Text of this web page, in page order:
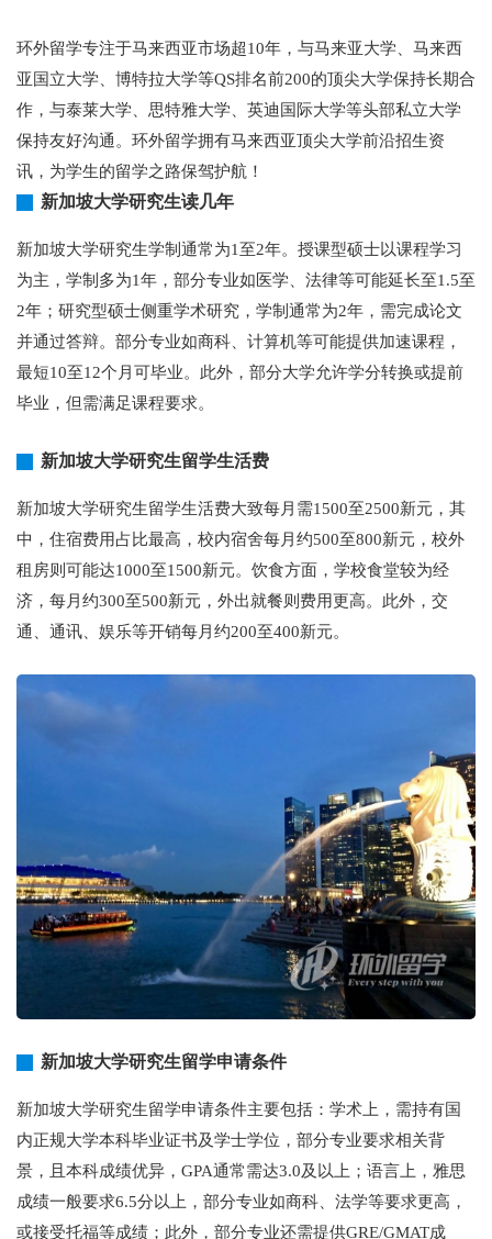
环外留学专注于马来西亚市场超10年，与马来亚大学、马来西
亚国立大学、博特拉大学等QS排名前200的顶尖大学保持长期合
作，与泰莱大学、思特雅大学、英迪国际大学等头部私立大学
保持友好沟通。环外留学拥有马来西亚顶尖大学前沿招生资
讯，为学生的留学之路保驾护航！
新加坡大学研究生读几年
新加坡大学研究生学制通常为1至2年。授课型硕士以课程学习
为主，学制多为1年，部分专业如医学、法律等可能延长至1.5至
2年；研究型硕士侧重学术研究，学制通常为2年，需完成论文
并通过答辩。部分专业如商科、计算机等可能提供加速课程，
最短10至12个月可毕业。此外，部分大学允许学分转换或提前
毕业，但需满足课程要求。
新加坡大学研究生留学生活费
新加坡大学研究生留学生活费大致每月需1500至2500新元，其
中，住宿费用占比最高，校内宿舍每月约500至800新元，校外
租房则可能达1000至1500新元。饮食方面，学校食堂较为经
济，每月约300至500新元，外出就餐则费用更高。此外，交
通、通讯、娱乐等开销每月约200至400新元。
新加坡大学研究生留学申请条件
新加坡大学研究生留学申请条件主要包括：学术上，需持有国
内正规大学本科毕业证书及学士学位，部分专业要求相关背
景，且本科成绩优异，GPA通常需达3.0及以上；语言上，雅思
成绩一般要求6.5分以上，部分专业如商科、法学等要求更高，
或接受托福等成绩；此外，部分专业还需提供GRE/GMAT成